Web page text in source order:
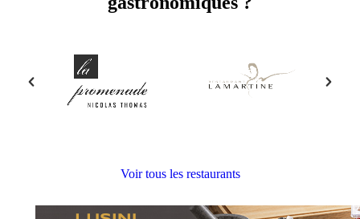
Voir tous les restaurants